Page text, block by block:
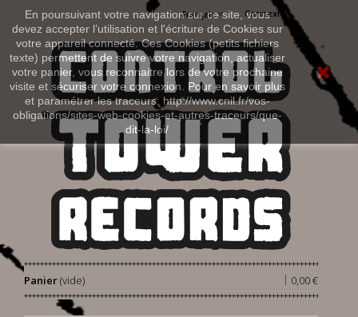
En poursuivant votre navigation sur ce site, vous
devez accepter l’utilisation et l'écriture de Cookies sur
votre appareil connecté. Ces Cookies (petits fichiers
texte) permettent de suivre votre navigation, actualiser
votre panier, vous reconnaitre lors de votre prochaine
visite et sécuriser votre connexion. Pour en savoir plus
et paramétrer les traceurs: http://www.cnil.fr/vos-
obligations/sites-web-cookies-et-autres-traceurs/que-
dit-la-loi/
Connexion
Français
Panier 0,00 €
|
(vide)